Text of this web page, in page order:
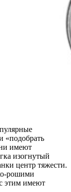
«подобрать
имеют
изогнутый
центр тяжести.
рошими
этим имеют